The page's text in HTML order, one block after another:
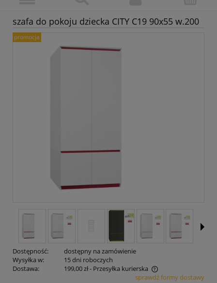
szafa do pokoju dziecka CITY C19 90x55 w.200
promocja
Dostępność:
dostępny na zamówienie
Wysyłka w:
15 dni roboczych
Dostawa:
199,00 zł- Przesyłka kurierska
Cena nie zawiera ewentualnych kosztów płatnościsprawdź formy dostawy